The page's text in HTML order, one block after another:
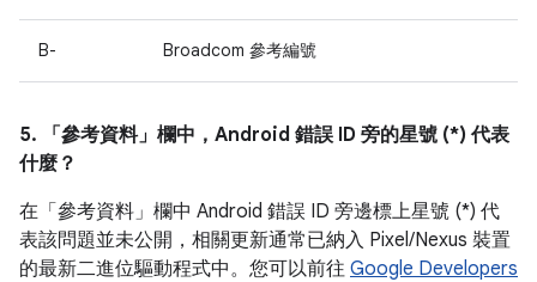
B- Broadcom 參考編號
5. 「參考資料」 欄中，Android 錯誤 ID 旁的星號 (*) 代表
什麼？
在「參考資料」 欄中 Android 錯誤 ID 旁邊標上星號 (*) 代
表該問題並未公開，相關更新通常已納入 Pixel/Nexus 裝置
的最新二進位驅動程式中。您可以前往 Google Developers